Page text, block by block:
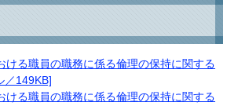
ける職員の職務に係る倫理の保持に関する
／149KB]
ける職員の職務に係る倫理の保持に関する